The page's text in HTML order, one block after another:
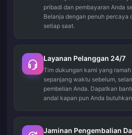
pribadi dan pembayaran Anda
Belanja dengan penuh percaya
setiap saat.
Layanan Pelanggan 24/7
Tim dukungan kami yang
sepanjang waktu sebelum,
pembelian Anda. Dapatkan
andal kapan pun Anda
Jaminan Pengembalian